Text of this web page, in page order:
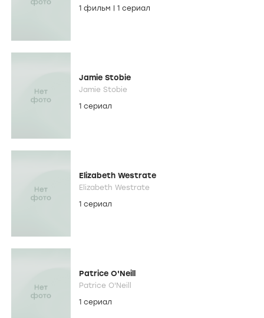
1 фильм 1 сериал
Jamie Stobie
Jamie Stobie
1 сериал
Elizabeth Westrate
Elizabeth Westrate
1 сериал
Patrice O'Neill
Patrice O'Neill
1 сериал